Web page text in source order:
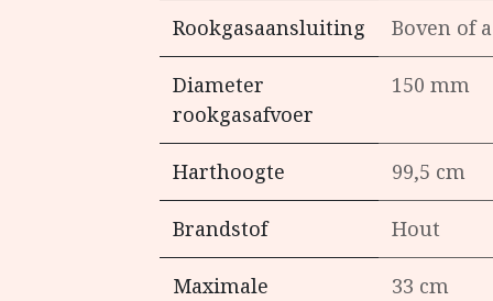
Rookgasaansluiting Boven of
Diameter
rookgasafvoer
150 mm
Harthoogte 99,5 cm
Brandstof Hout
Maximale
33 cm